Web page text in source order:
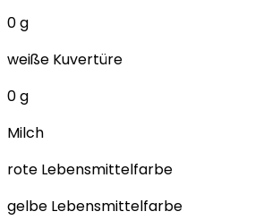
0g
weiße Kuvertüre
0g
Milch
rote Lebensmittelfarbe
gelbe Lebensmittelfarbe